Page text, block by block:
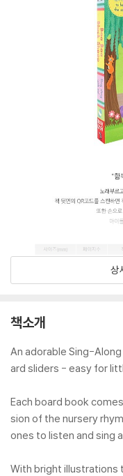
상
책소개
An adorable Sing-
ard sliders - easy for
Each board book
sion of the nursery
ones to listen and sing
With bright